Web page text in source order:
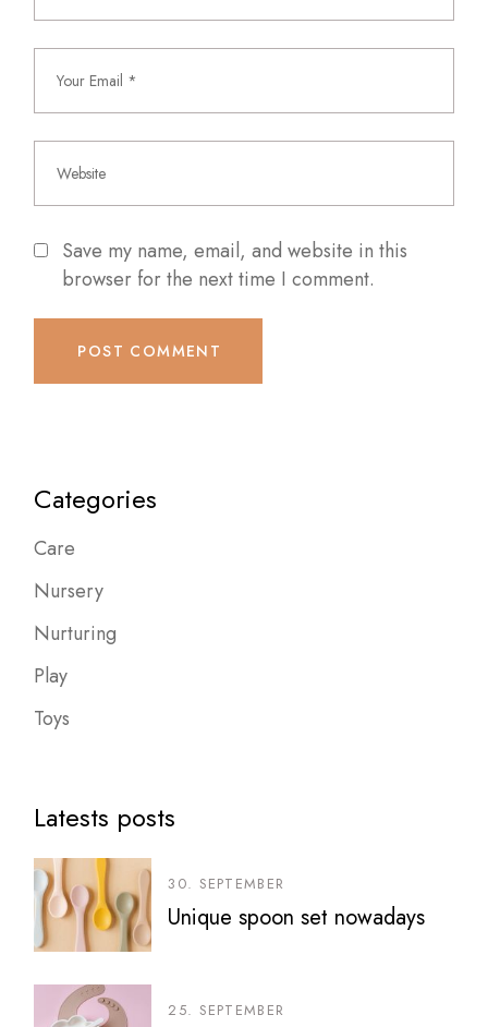
Save my name, email, and website in this
browser for the next time I comment.
POST COMMENT
Categories
Care
Nursery
Nurturing
Play
Toys
Latests posts
30. SEPTEMBER
Unique spoon set nowadays
25. SEPTEMBER